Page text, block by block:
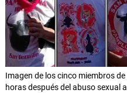
Imagen de los cinco miembros
horas después del abuso sexual